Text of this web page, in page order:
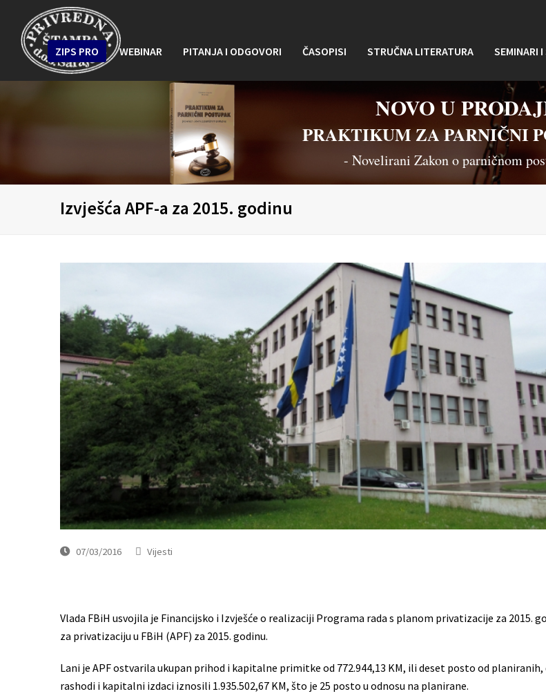
ZIPS PRO WEBINAR PITANJA I ODGOVORI ČASOPISI STRUČNA LITERATURA SEMINARI
NOVO U
PRAKTIKUM ZA PARNIČNI
- Novelirani Zakon o parničnom
Izvješća APF-a za 2015. godinu
07/03/2016 Vijesti
Vlada FBiH usvojila je Financijsko i Izvješće o realizaciji Programa rada s planom privatizacije za 2015.
za privatizaciju u FBiH (APF) za 2015. godinu.
Lani je APF ostvarila ukupan prihod i kapitalne primitke od 772.944,13 KM, ili deset posto od planiranih,
rashodi i kapitalni izdaci iznosili 1.935.502,67 KM, što je 25 posto u odnosu na planirane.